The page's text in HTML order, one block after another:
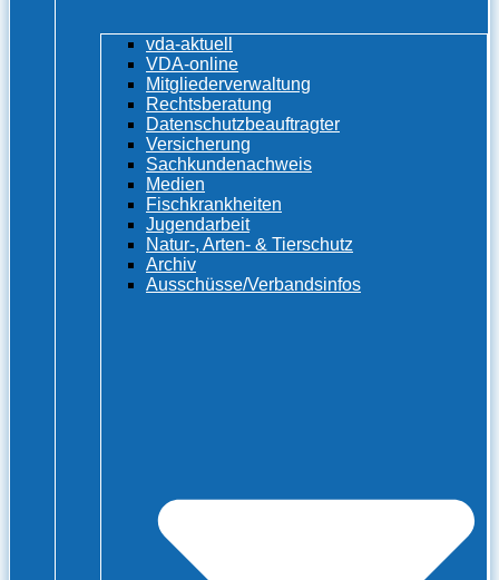
vda-aktuell
VDA-online
Mitgliederverwaltung
Rechtsberatung
Datenschutzbeauftragter
Versicherung
Sachkundenachweis
Medien
Fischkrankheiten
Jugendarbeit
Natur-, Arten- & Tierschutz
Archiv
Ausschüsse/Verbandsinfos